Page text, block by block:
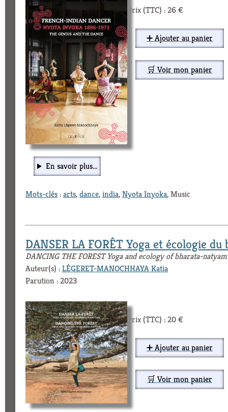
Prix (TTC) : 26 €
➕ Ajouter au panier
🛒 Voir mon panier
En savoir plus...
Mots-clés:arts,dance,india,Nyota Inyoka, Music
DANSER LA FORÊT Yoga et écologie
DANCING THE FOREST Yoga and ecology of bharata-natyam
Auteur(s) :LÉGERET-MANOCHHAYA Katia
Parution : 2023
Prix (TTC) : 20 €
➕ Ajouter au panier
🛒 Voir mon panier